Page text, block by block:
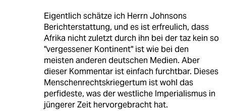
Eigentlich schätze ich Herrn Johnsons
Berichterstattung, und es ist erfreulich, dass
Afrika nicht zuletzt durch ihn bei der taz kein so
"vergessener Kontinent" ist wie bei den
meisten anderen deutschen Medien. Aber
dieser Kommentar ist einfach furchtbar. Dieses
Menschenrechtskriegertum ist wohl das
perfideste, was der westliche Imperialismus in
jüngerer Zeit hervorgebracht hat.